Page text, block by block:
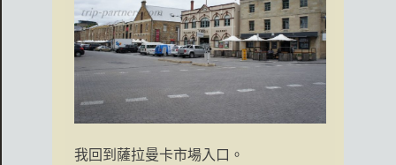
我回到薩拉曼卡市場入口。